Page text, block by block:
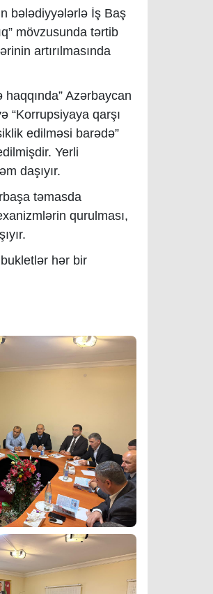
bələdiyyələrlə İş Baş
mövzusunda tərtib
artırılmasında
Azərbaycan
“Korrupsiyaya qarşı
edilməsi barədə”
Yerli
daşıyır.
təmasda
qurulması,
hər bir